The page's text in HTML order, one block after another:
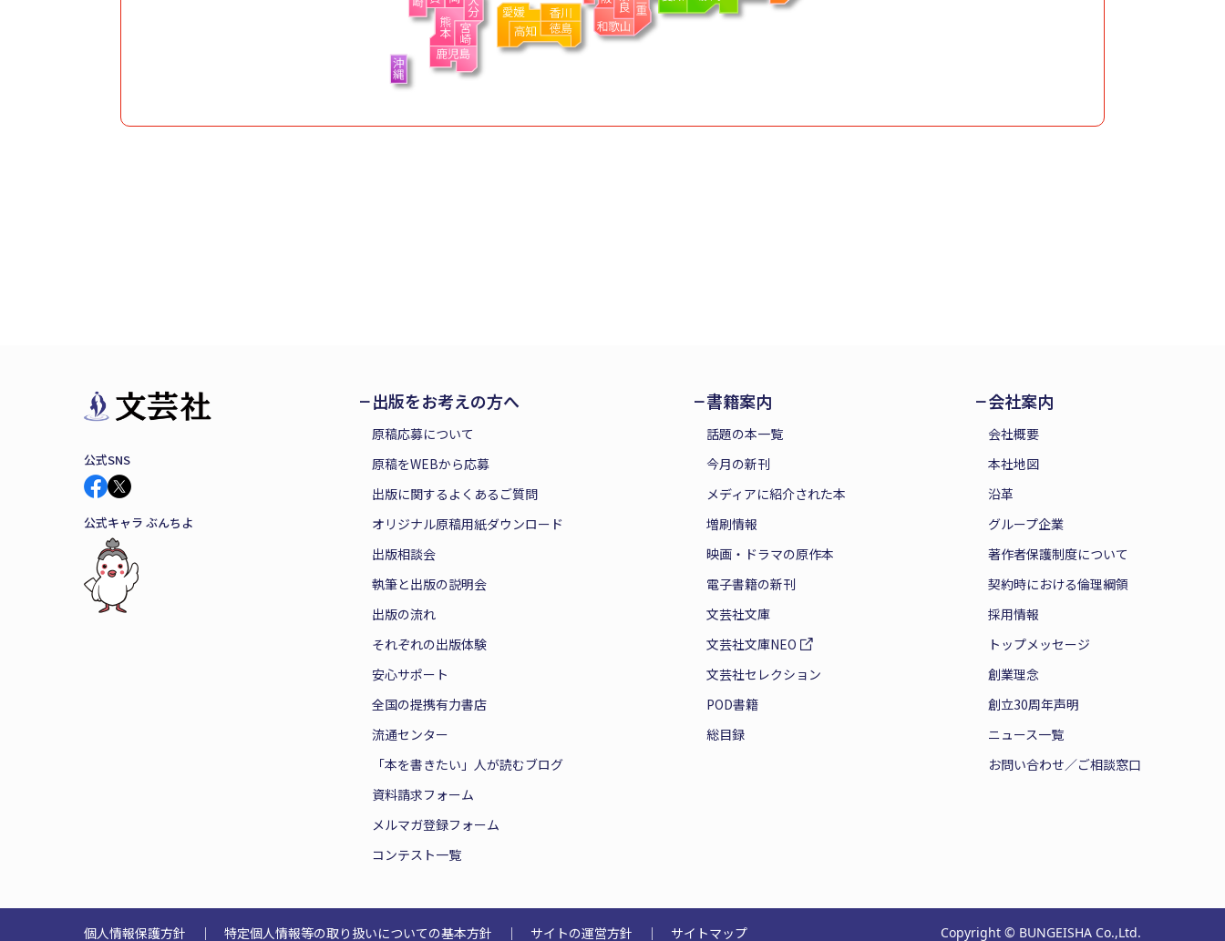
公式SNS
公式キャラ ぶんちよ
出版をお考えの方へ
原稿応募について
原稿をWEBから応募
出版に関するよくあるご質問
オリジナル原稿用紙ダウンロード
出版相談会
執筆と出版の説明会
出版の流れ
それぞれの出版体験
安心サポート
全国の提携有力書店
流通センター
「本を書きたい」人が読むブログ
資料請求フォーム
メルマガ登録フォーム
コンテスト一覧
書籍案内
話題の本一覧
今月の新刊
メディアに紹介された本
増刷情報
映画・ドラマの原作本
電子書籍の新刊
文芸社文庫
文芸社文庫NEO
文芸社セレクション
POD書籍
総目録
会社案内
会社概要
本社地図
沿革
グループ企業
著作者保護制度について
契約時における倫理綱領
採用情報
トップメッセージ
創業理念
創立30周年声明
ニュース一覧
お問い合わせ／ご相談窓口
個人情報保護方針 ｜ 特定個人情報等の取り扱いについての基本方針 ｜ サイトの運営方針 ｜ サイトマップ Copyright © BUNGEISHA Co.,Ltd.